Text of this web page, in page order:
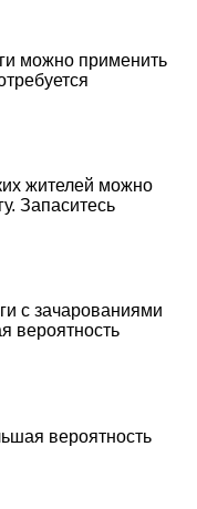
можно применить
жителей можно
Запаситесь
с зачарованиями
вероятность
вероятность